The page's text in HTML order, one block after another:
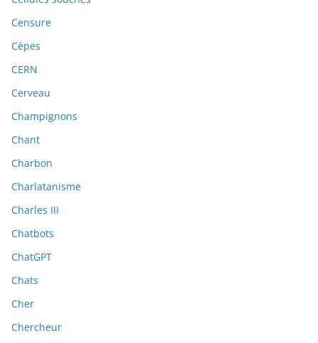
Censure
Cèpes
CERN
Cerveau
Champignons
Chant
Charbon
Charlatanisme
Charles III
Chatbots
ChatGPT
Chats
Cher
Chercheur